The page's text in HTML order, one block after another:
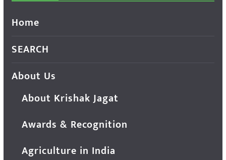
Home
SEARCH
About Us
About Krishak Jagat
Awards & Recognition
Agriculture in India